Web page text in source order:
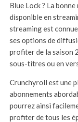
Blue Lock ? La
disponible en
streaming est
ses options de
profiter de la saison
sous-titres ou en
Crunchyroll est une
abonnements
pourrez ainsi
profiter de tous les